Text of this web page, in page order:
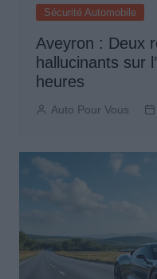
Sécurité Automobile
Aveyron : Deux
hallucinants sur
heures
Auto Pour Vous